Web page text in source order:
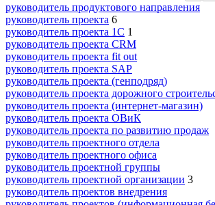
руководитель продуктового направления
руководитель проекта 6
руководитель проекта 1C 1
руководитель проекта CRM
руководитель проекта fit out
руководитель проекта SAP
руководитель проекта (генподряд)
руководитель проекта дорожного
руководитель проекта (интернет-магазин)
руководитель проекта ОВиК
руководитель проекта по развитию продаж
руководитель проектного отдела
руководитель проектного офиса
руководитель проектной группы
руководитель проектной организации 3
руководитель проектов внедрения